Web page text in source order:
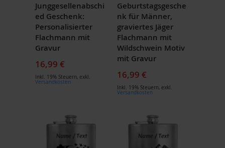
Junggesellenabschi
ed Geschenk:
Personalisierter
Flachmann mit
Gravur
16,99 €
Inkl. 19% Steuern, exkl.
Versandkosten
Geburtstagsgesche
nk für Männer,
graviertes Jäger
Flachmann mit
Wildschwein Motiv
mit Gravur
16,99 €
Inkl. 19% Steuern, exkl.
Versandkosten